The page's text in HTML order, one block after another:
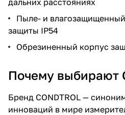
Пыле- и
защиты IP54
Обрезиненный корпус
Почему выбирают
Бренд CONDTROL —
инноваций в мире
недели